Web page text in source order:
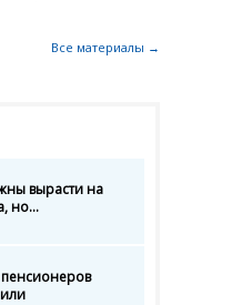
Все материалы →
вырасти на
но...